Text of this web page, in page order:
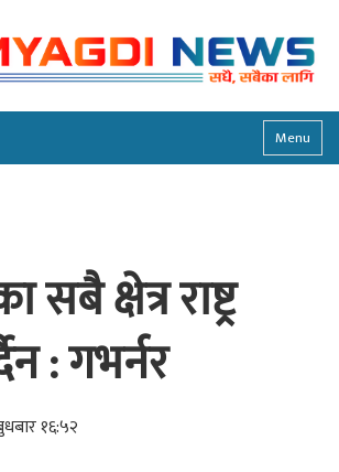
Menu
सबै क्षेत्र राष्ट्र
: गभर्नर
१६:५२